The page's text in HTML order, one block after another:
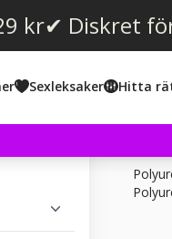
kr✔ Diskret
Sexleksaker Hitta